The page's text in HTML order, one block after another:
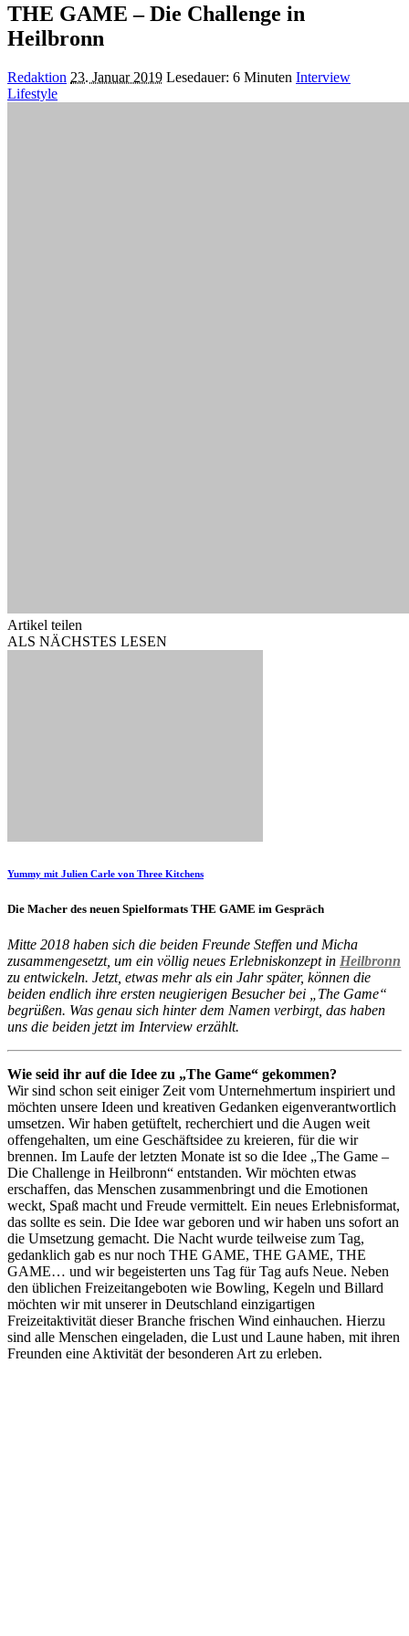
THE GAME – Die Challenge in
Heilbronn
Posted
by
Redaktion 23. Januar 2019 Lesedauer: 6 Minuten Interview
Lifestyle
Artikel teilen
ALS NÄCHSTES LESEN
Yummy mit Julien Carle von Three Kitchens
Die Macher des neuen Spielformats THE GAME im Gespräch
Mitte 2018 haben sich die beiden Freunde Steffen und Micha
zusammengesetzt, um ein völlig neues Erlebniskonzept in Heilbronn
zu entwickeln. Jetzt, etwas mehr als ein Jahr später, können die
beiden endlich ihre ersten neugierigen Besucher bei „The Game“
begrüßen. Was genau sich hinter dem Namen verbirgt, das haben
uns die beiden jetzt im Interview erzählt.
Wie seid ihr auf die Idee zu „The Game“ gekommen?
Wir sind schon seit einiger Zeit vom Unternehmertum inspiriert und
möchten unsere Ideen und kreativen Gedanken eigenverantwortlich
umsetzen. Wir haben getüftelt, recherchiert und die Augen weit
offengehalten, um eine Geschäftsidee zu kreieren, für die wir
brennen. Im Laufe der letzten Monate ist so die Idee „The Game –
Die Challenge in Heilbronn“ entstanden. Wir möchten etwas
erschaffen, das Menschen zusammenbringt und die Emotionen
weckt, Spaß macht und Freude vermittelt. Ein neues Erlebnisformat,
das sollte es sein. Die Idee war geboren und wir haben uns sofort an
die Umsetzung gemacht. Die Nacht wurde teilweise zum Tag,
gedanklich gab es nur noch THE GAME, THE GAME, THE
GAME… und wir begeisterten uns Tag für Tag aufs Neue. Neben
den üblichen Freizeitangeboten wie Bowling, Kegeln und Billard
möchten wir mit unserer in Deutschland einzigartigen
Freizeitaktivität dieser Branche frischen Wind einhauchen. Hierzu
sind alle Menschen eingeladen, die Lust und Laune haben, mit ihren
Freunden eine Aktivität der besonderen Art zu erleben.